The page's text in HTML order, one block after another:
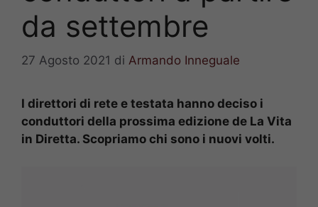
da settembre
27 Agosto 2021 di Armando Inneguale
I direttori di rete e testata hanno deciso i
conduttori della prossima edizione de La Vita
in Diretta. Scopriamo chi sono i nuovi volti.